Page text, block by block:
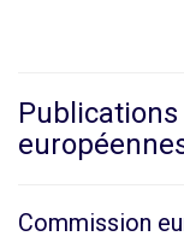
Commission